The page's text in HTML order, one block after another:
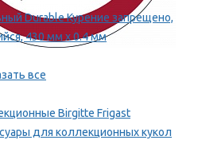
Durable Курение запрещено,
430 мм х 0.4 мм
все
Birgitte Frigast
для коллекционных кукол